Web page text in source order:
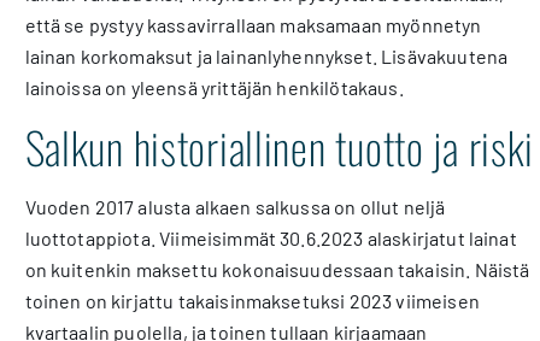
että se pystyy kassavirrallaan maksamaan myönnetyn
lainan korkomaksut ja lainanlyhennykset. Lisävakuutena
lainoissa on yleensä yrittäjän henkilötakaus.
Salkun historiallinen tuotto ja riski
Vuoden 2017 alusta alkaen salkussa on ollut neljä
luottotappiota. Viimeisimmät 30.6.2023 alaskirjatut lainat
on kuitenkin maksettu kokonaisuudessaan takaisin. Näistä
toinen on kirjattu takaisinmaksetuksi 2023 viimeisen
kvartaalin puolella, ja toinen tullaan kirjaamaan